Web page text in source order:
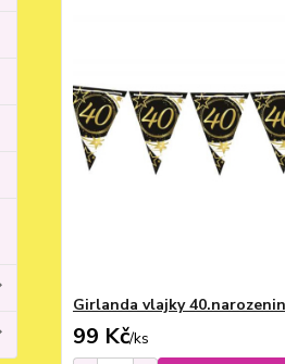
Girlanda vlajky
99 Kč/ks